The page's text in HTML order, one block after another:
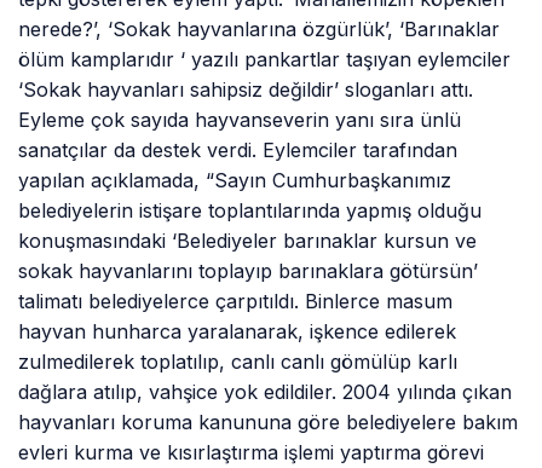
nerede?’, ‘Sokak hayvanlarına özgürlük’, ‘Barınaklar
ölüm kamplarıdır ‘ yazılı pankartlar taşıyan eylemciler
‘Sokak hayvanları sahipsiz değildir’ sloganları attı.
Eyleme çok sayıda hayvanseverin yanı sıra ünlü
sanatçılar da destek verdi. Eylemciler tarafından
yapılan açıklamada, “Sayın Cumhurbaşkanımız
belediyelerin istişare toplantılarında yapmış olduğu
konuşmasındaki ‘Belediyeler barınaklar kursun ve
sokak hayvanlarını toplayıp barınaklara götürsün’
talimatı belediyelerce çarpıtıldı. Binlerce masum
hayvan hunharca yaralanarak, işkence edilerek
zulmedilerek toplatılıp, canlı canlı gömülüp karlı
dağlara atılıp, vahşice yok edildiler. 2004 yılında çıkan
hayvanları koruma kanununa göre belediyelere bakım
evleri kurma ve kısırlaştırma işlemi yaptırma görevi